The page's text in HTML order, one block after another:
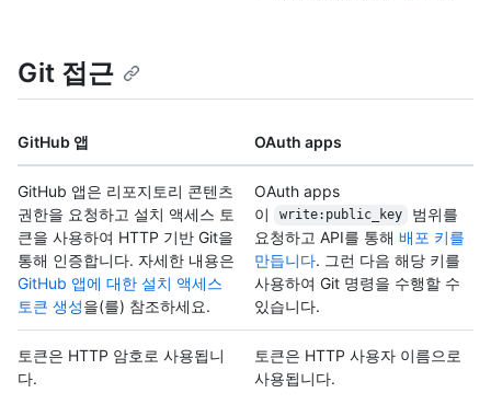
Git 접근
GitHub 앱 OAuth apps
GitHub 앱은 리포지토리 콘텐츠
권한을 요청하고 설치 액세스 토
큰을 사용하여 HTTP 기반 Git을
통해 인증합니다. 자세한 내용은
GitHub 앱에 대한 설치 액세스
토큰 생성을(를) 참조하세요.
OAuth apps
이
write:public_key
범위를
요청하고 API를 통해 배포 키를
만듭니다. 그런 다음 해당 키를
사용하여 Git 명령을 수행할 수
있습니다.
토큰은 HTTP 암호로 사용됩니
다.
토큰은 HTTP 사용자 이름으로
사용됩니다.